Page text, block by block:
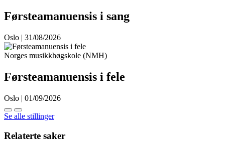
Førsteamanuensis i sang
Oslo | 31/08/2026
Norges musikkhøgskole (NMH)
Førsteamanuensis i fele
Oslo | 01/09/2026
Se alle stillinger
Relaterte saker